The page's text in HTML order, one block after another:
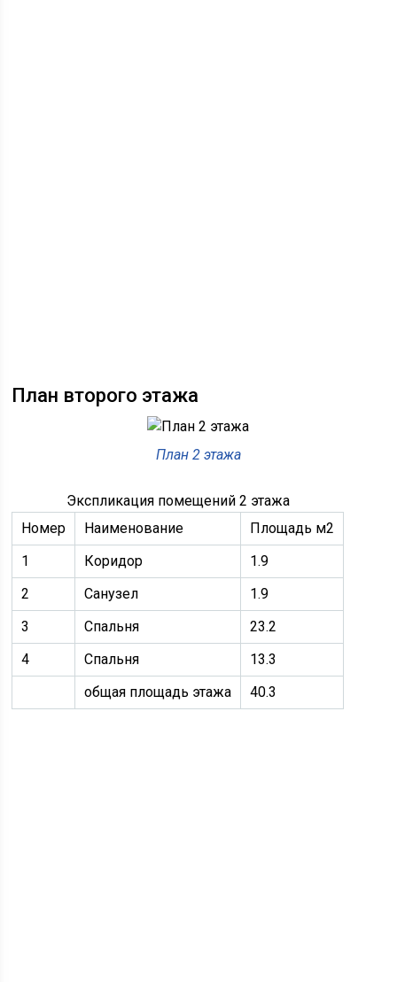
План второго этажа
План 2 этажа
Экспликация помещений 2 этажа
Номер
Наименование
Площадь м2
1
Коридор
1.9
2
Санузел
1.9
3
Спальня
23.2
4
Спальня
13.3
общая площадь этажа
40.3